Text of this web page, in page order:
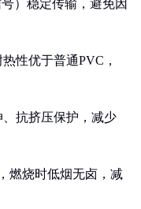
）稳定传输，避免因
性优于普通PVC，
抗挤压保护，减少
燃烧时低烟无卤，减